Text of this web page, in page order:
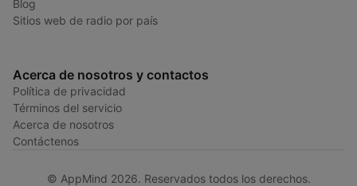
Blog
Sitios web de radio por país
Acerca de nosotros y contactos
Política de privacidad
Términos del servicio
Acerca de nosotros
Contáctenos
© AppMind 2026. Reservados todos los derechos.